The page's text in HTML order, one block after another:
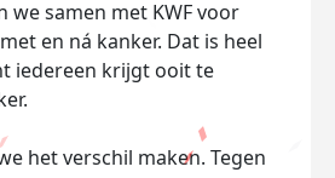
we samen met KWF voor
en ná kanker. Dat is heel
iedereen krijgt ooit te
het verschil maken. Tegen